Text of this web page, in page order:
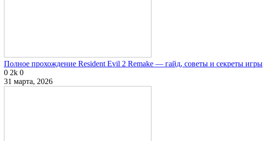
Полное прохождение Resident Evil 2 Remake — гайд, советы и секреты игры
0 2k 0
31 марта, 2026